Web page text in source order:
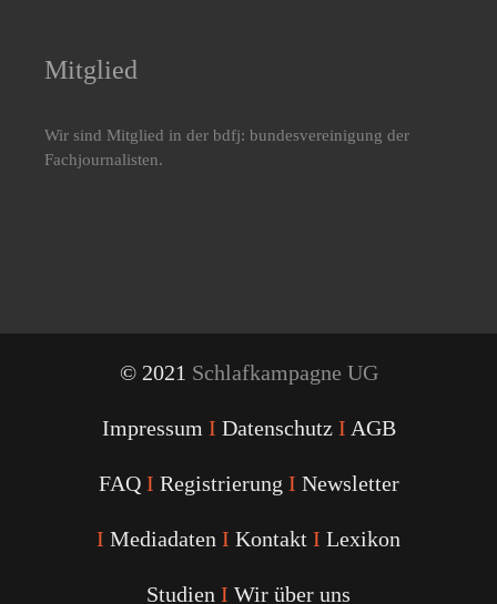
Mitglied
Wir sind Mitglied in der bdfj: bundesvereinigung der
Fachjournalisten.
© 2021 Schlafkampagne UG
Impressum I Datenschutz I AGB
FAQ I Registrierung I Newsletter
I Mediadaten I Kontakt I Lexikon
Studien I Wir über uns